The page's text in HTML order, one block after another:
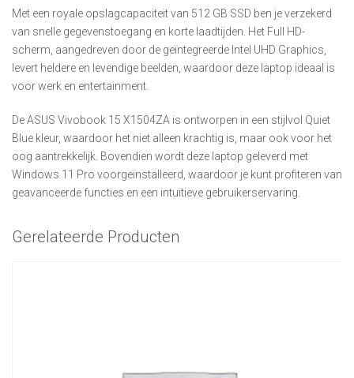
Met een royale opslagcapaciteit van 512 GB SSD ben je verzekerd
van snelle gegevenstoegang en korte laadtijden. Het Full HD-
scherm, aangedreven door de geïntegreerde Intel UHD Graphics,
levert heldere en levendige beelden, waardoor deze laptop ideaal is
voor werk en entertainment.
De ASUS Vivobook 15 X1504ZA is ontworpen in een stijlvol Quiet
Blue kleur, waardoor het niet alleen krachtig is, maar ook voor het
oog aantrekkelijk. Bovendien wordt deze laptop geleverd met
Windows 11 Pro voorgeïnstalleerd, waardoor je kunt profiteren van
geavanceerde functies en een intuïtieve gebruikerservaring.
Gerelateerde Producten